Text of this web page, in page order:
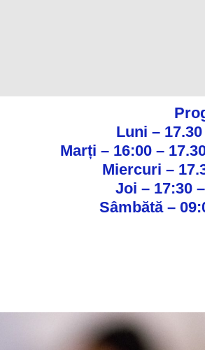
Luni –
Marți – 16:00 –
Miercuri –
Joi – 17:30
Sâmbătă –